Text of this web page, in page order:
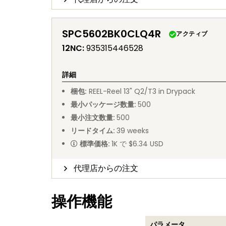
SPC5602BK0CLQ4R アクティブ
12NC:935315446528
詳細
梱包: REEL-Reel 13" Q2/T3 in Drypack
最小パッケージ数量: 500
最小注文数量: 500
リードタイム: 39 weeks
標準価格: 1K で $6.34 USD
代理店からの注文
操作機能